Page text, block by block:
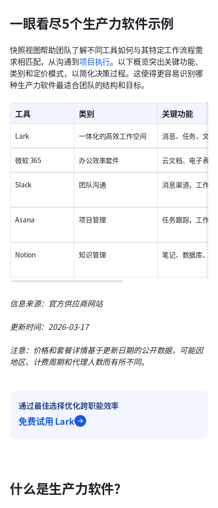
一眼看尽5个生产力软件示例
快照视图帮助团队了解不同工具如何与其特定工作流程需
求相匹配，从沟通到项目执行。以下概览突出关键功能、
类别和定价模式，以简化决策过程。这使得更容易识别哪
种生产力软件最适合团队的结构和目标。
工具 类别 关键功能
Lark 一体化的高效工作空间 消息、任务、文
微软 365 办公效率套件 云文档、电子表
Slack 团队沟通 消息渠道，工作
Asana 项目管理 任务跟踪，工作
Notion 知识管理 笔记、数据库、文
信息来源：官方供应商网站
更新时间：2026-03-17
注意：价格和套餐详情基于更新日期的公开数据，可能因
地区、计费周期和代理人数而有所不同。
通过最佳选择优化跨职能效率
免费试用 Lark
什么是生产力软件？